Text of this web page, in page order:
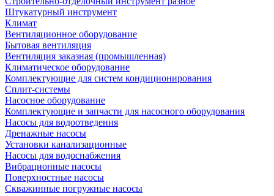
Штукатурный инструмент
Климат
Вентиляционное оборудование
Бытовая вентиляция
Вентиляция заказная (промышленная)
Климатическое оборудование
Комплектующие для систем кондиционирования
Сплит-системы
Насосное оборудование
Комплектующие и запчасти для насосного оборудования
Насосы для водоотведения
Дренажные насосы
Установки канализационные
Насосы для водоснабжения
Вибрационные насосы
Поверхностные насосы
Скважинные погружные насосы